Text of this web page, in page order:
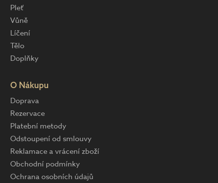
Pleť
Vůně
Líčení
Tělo
Doplňky
O Nákupu
Doprava
Rezervace
Platební metody
Odstoupení od smlouvy
Reklamace a vrácení zboží
Obchodní podmínky
Ochrana osobních údajů